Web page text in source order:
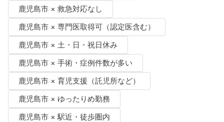
鹿児島市 × 救急対応なし
鹿児島市 × 専門医取得可（認定医含む）
鹿児島市 × 土・日・祝日休み
鹿児島市 × 手術・症例件数が多い
鹿児島市 × 育児支援（託児所など）
鹿児島市 × ゆったりめ勤務
鹿児島市 × 駅近・徒歩圏内